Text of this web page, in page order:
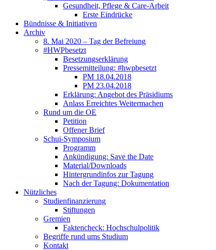
Gesundheit, Pflege & Care-Arbeit
Erste Eindrücke
Bündnisse & Initiativen
Archiv
8. Mai 2020 – Tag der Befreiung
#HWPbesetzt
Besetzungserklärung
Pressemitteilung: #hwpbesetzt
PM 18.04.2018
PM 23.04.2018
Erklärung: Angebot des Präsidiums
Anlass Erreichtes Weitermachen
Rund um die OE
Petition
Offener Brief
Schui-Symposium
Programm
Ankündigung: Save the Date
Material/Downloads
Hintergrundinfos zur Tagung
Nach der Tagung: Dokumentation
Nützliches
Studienfinanzierung
Stiftungen
Gremien
Faktencheck: Hochschulpolitik
Begriffe rund ums Studium
Kontakt